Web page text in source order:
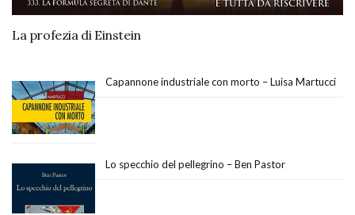
La profezia di Einstein
Capannone industriale con morto – Luisa Martucci
Lo specchio del pellegrino – Ben Pastor